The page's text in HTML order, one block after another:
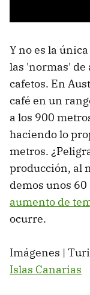
Y no es la
las 'normas' de
cafetos. En
café en un
a los 900
haciendo lo
metros.
producción, al
demos unos 60
aumento de
ocurre.
Imágenes |
Islas Canarias